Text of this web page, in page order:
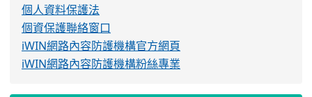
個人資料保護法
個資保護聯絡窗口
iWIN網路內容防護機構官方網頁
iWIN網路內容防護機構粉絲專業